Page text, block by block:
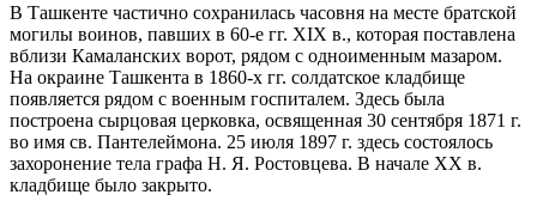
В Ташкенте частично сохранилась часовня на месте братской
могилы воинов, павших в 60-е гг. XIX в., которая поставлена
вблизи Камаланских ворот, рядом с одноименным мазаром.
На окраине Ташкента в 1860-х гг. солдатское кладбище
появляется рядом с военным госпиталем. Здесь была
построена сырцовая церковка, освященная 30 сентября 1871 г.
во имя св. Пантелеймона. 25 июля 1897 г. здесь состоялось
захоронение тела графа Н. Я. Ростовцева. В начале XX в.
кладбище было закрыто.